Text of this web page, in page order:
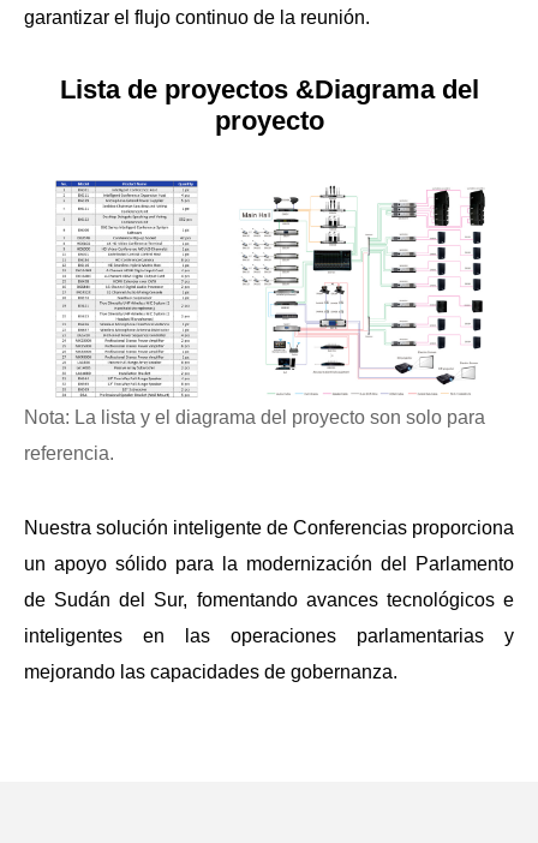
garantizar el flujo continuo de la reunión.
Lista de proyectos &Diagrama del
proyecto
Nota: La lista y el diagrama del proyecto son solo para
referencia.
Nuestra solución inteligente de Conferencias proporciona
un apoyo sólido para la modernización del Parlamento
de Sudán del Sur, fomentando avances tecnológicos e
inteligentes en las operaciones parlamentarias y
mejorando las capacidades de gobernanza.